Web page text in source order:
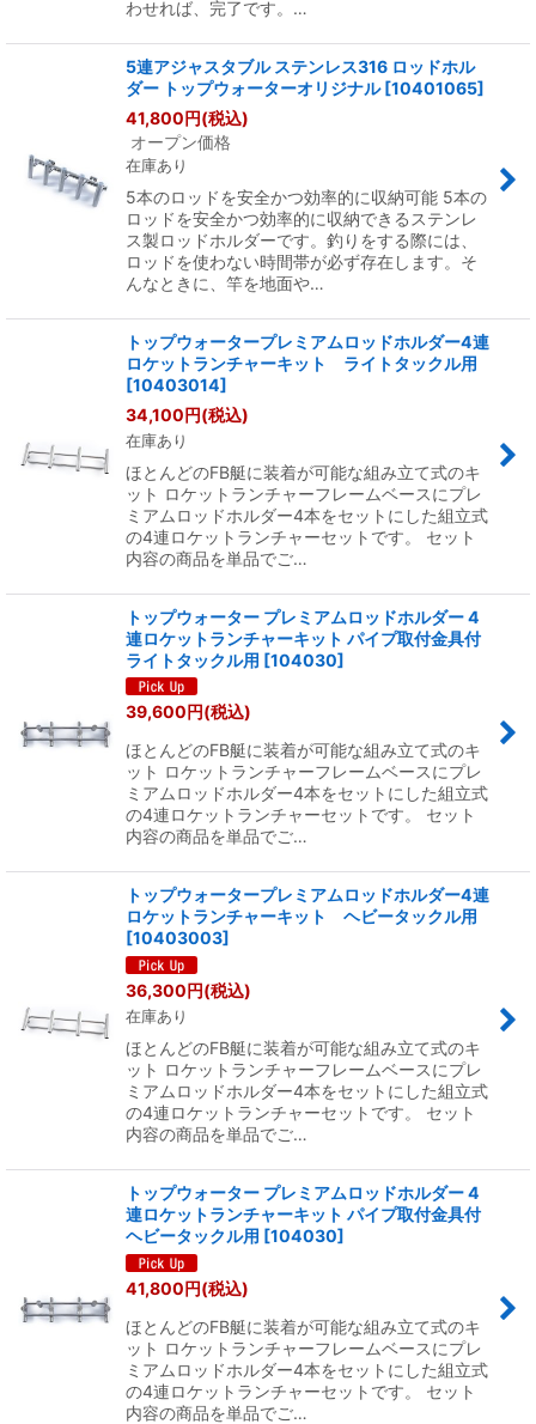
わせれば、完了です。…
5連アジャスタブル ステンレス316 ロッドホル
ダー トップウォーターオリジナル [10401065]
41,800円(税込)
オープン価格
在庫あり
5本のロッドを安全かつ効率的に収納可能 5本の
ロッドを安全かつ効率的に収納できるステンレ
ス製ロッドホルダーです。釣りをする際には、
ロッドを使わない時間帯が必ず存在します。そ
んなときに、竿を地面や…
トップウォータープレミアムロッドホルダー4連
ロケットランチャーキット ライトタックル用
[10403014]
34,100円(税込)
在庫あり
ほとんどのFB艇に装着が可能な組み立て式のキ
ット ロケットランチャーフレームベースにプレ
ミアムロッドホルダー4本をセットにした組立式
の4連ロケットランチャーセットです。 セット
内容の商品を単品でご…
トップウォーター プレミアムロッドホルダー 4
連ロケットランチャーキット パイプ取付金具付
ライトタックル用 [104030]
39,600 円(税込)
ほとんどのFB艇に装着が可能な組み立て式のキ
ット ロケットランチャーフレームベースにプレ
ミアムロッドホルダー4本をセットにした組立式
の4連ロケットランチャーセットです。 セット
内容の商品を単品でご…
トップウォータープレミアムロッドホルダー4連
ロケットランチャーキット ヘビータックル用
[10403003]
36,300円(税込)
在庫あり
ほとんどのFB艇に装着が可能な組み立て式のキ
ット ロケットランチャーフレームベースにプレ
ミアムロッドホルダー4本をセットにした組立式
の4連ロケットランチャーセットです。 セット
内容の商品を単品でご…
トップウォーター プレミアムロッドホルダー 4
連ロケットランチャーキット パイプ取付金具付
ヘビータックル用 [104030]
41,800円(税込)
ほとんどのFB艇に装着が可能な組み立て式のキ
ット ロケットランチャーフレームベースにプレ
ミアムロッドホルダー4本をセットにした組立式
の4連ロケットランチャーセットです。 セット
内容の商品を単品でご…